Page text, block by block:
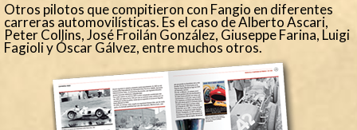
Otros pilotos que compitieron con Fangio en diferentes
carreras automovilísticas. Es el caso de Alberto Ascari,
Peter Collins, José Froilán González, Giuseppe Farina, Luigi
Fagioli y Óscar Gálvez, entre muchos otros.